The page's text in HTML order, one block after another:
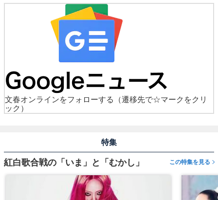
文春オンラインをフォローする
（遷移先で☆マークをクリ
ック）
特集
紅白歌合戦の「いま」と「むかし」 この特集を見る